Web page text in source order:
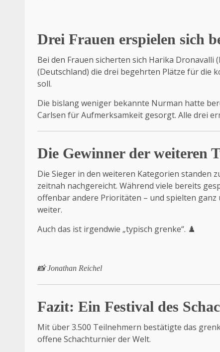
Drei Frauen erspielen sich
Bei den Frauen sicherten sich Harika Dronavalli
(Deutschland) die drei begehrten Plätze für die
soll.
Die bislang weniger bekannte Nurman hatte
Carlsen für Aufmerksamkeit gesorgt. Alle drei
Die Gewinner der weiteren
Die Sieger in den weiteren Kategorien standen
zeitnah nachgereicht. Während viele bereits
offenbar andere Prioritäten – und spielten
weiter.
Auch das ist irgendwie „typisch grenke“. ♟️
📸 Jonathan Reichel
Fazit: Ein Festival des
Mit über 3.500 Teilnehmern bestätigte das
offene Schachturnier der Welt.